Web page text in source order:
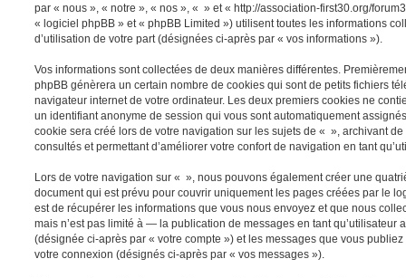
par « nous », « notre », « nos », « » et « http://association-first30.org/
« logiciel phpBB » et « phpBB Limited ») utilisent toutes les informations
d’utilisation de votre part (désignées ci-après par « vos informations »).
Vos informations sont collectées de deux manières différentes.
phpBB génèrera un certain nombre de cookies qui sont de petits fichiers
navigateur internet de votre ordinateur. Les deux premiers cookies ne
un identifiant anonyme de session qui vous sont automatiquement
cookie sera créé lors de votre navigation sur les sujets de « », archivant
consultés et permettant d’améliorer votre confort de navigation en tant
Lors de votre navigation sur « », nous pouvons également créer une
document qui est prévu pour couvrir uniquement les pages créées par le
est de récupérer les informations que vous nous envoyez et que nous
mais n’est pas limité à — la publication de messages en tant qu’utilisateur
(désignée ci-après par « votre compte ») et les messages que vous
votre connexion (désignés ci-après par « vos messages »).